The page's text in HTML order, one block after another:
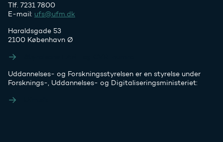
Tlf. 7231 7800
E-mail: ufs@ufm.dk
Haraldsgade 53
2100 København Ø
Uddannelses- og Forskningsstyrelsen er en styrelse under
Forsknings-, Uddannelses- og Digitaliseringsministeriet: